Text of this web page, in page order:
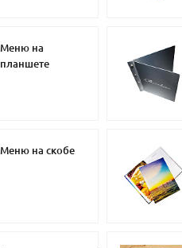
Меню на
планшете
Меню на скобе